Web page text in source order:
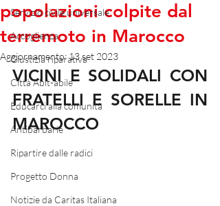
Servizio civile universale
Accoglienza
Giustizia riparativa
Città Abit-abile
Educarci alla comunità
Antibarbarie
Ripartire dalle radici
Progetto Donna
Notizie da Caritas Italiana
popolazioni colpite dal
terremoto in Marocco
Aggiornamento:13 set 2023
VICINI E SOLIDALI CON
FRATELLI E SORELLE IN
MAROCCO